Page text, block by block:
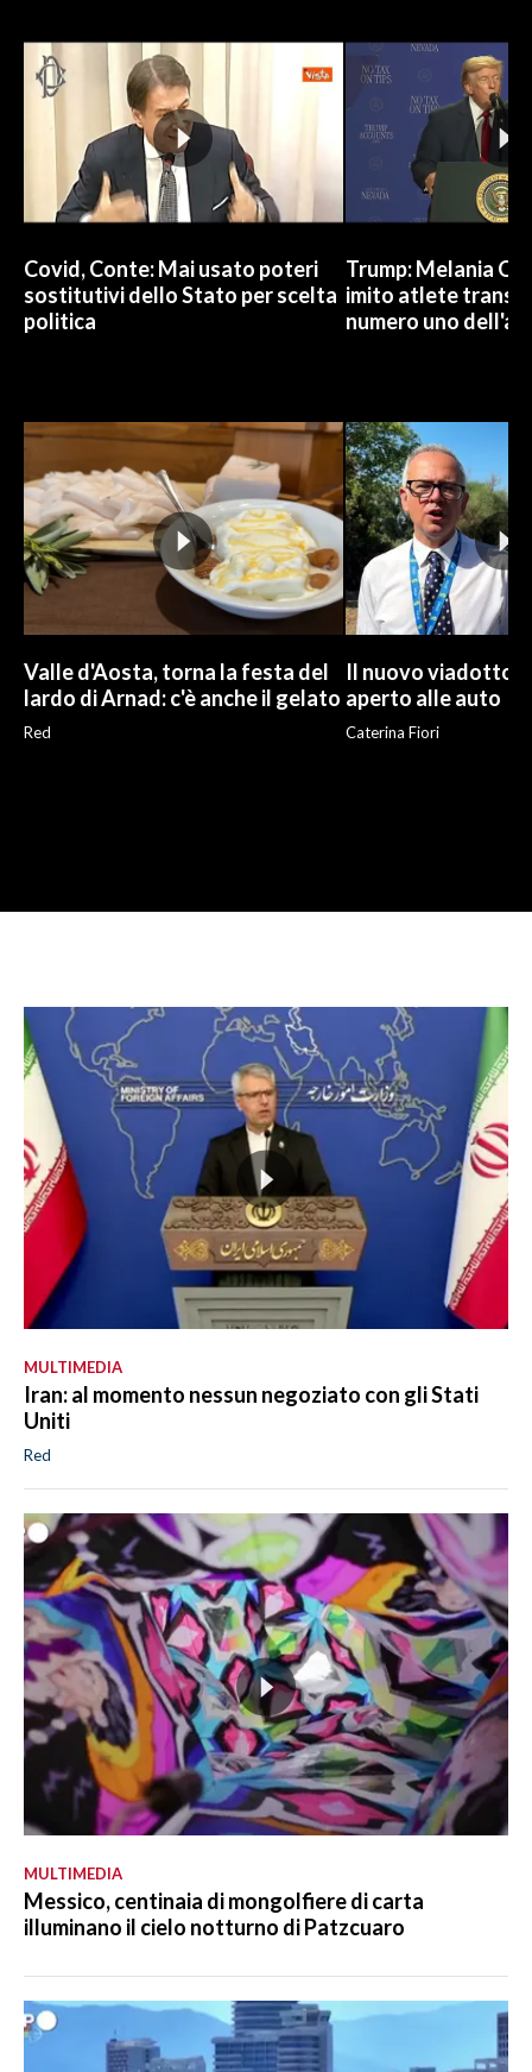
ANNUNCI
NECROLOGI
PUBBLICITÀ
SPIAGGE
STORE
Covid, Conte: Mai usato poteri
sostitutivi dello Stato per scelta
politica
Trump: Melania
imito atlete trans,
numero uno
Valle d'Aosta, torna la festa del
lardo di Arnad: c'è anche il gelato
Red
Il nuovo viadotto
aperto alle auto
Caterina Fiori
MULTIMEDIA
Iran: al momento nessun negoziato con gli Stati
Uniti
Red
MULTIMEDIA
Messico, centinaia di mongolfiere di carta
illuminano il cielo notturno di Patzcuaro